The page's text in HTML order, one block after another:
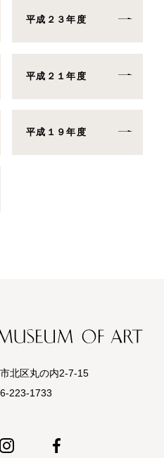
平成２３年度
平成２１年度
平成１９年度
北区丸の内2-7-15
223-1733